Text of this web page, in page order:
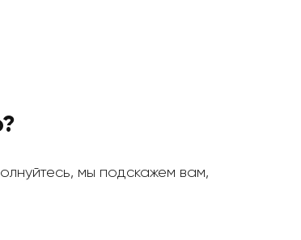
мы подскажем вам,